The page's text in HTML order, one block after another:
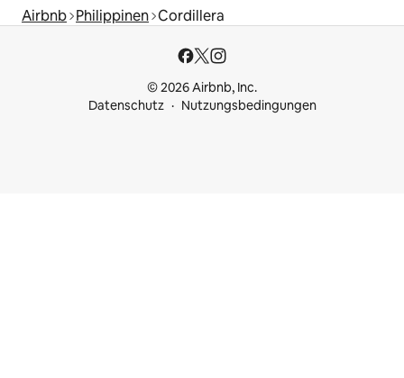
Airbnb Philippinen Cordillera
© 2026 Airbnb, Inc.
Datenschutz
Nutzungsbedingungen